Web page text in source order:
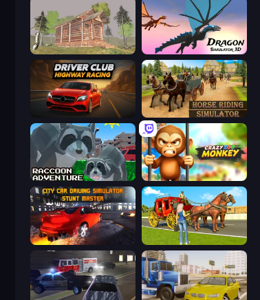
Survive In The Forest Dragon Simulator 3D
Driver Club: Highway Racing Horse Riding Simulator
Raccoon Adventure: City Simulator 3D Crazy Zoo Monkey
Horse Cart Transport Taxi Game